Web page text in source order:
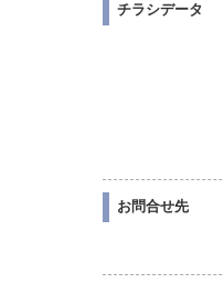
チラシデータ
お問合せ先